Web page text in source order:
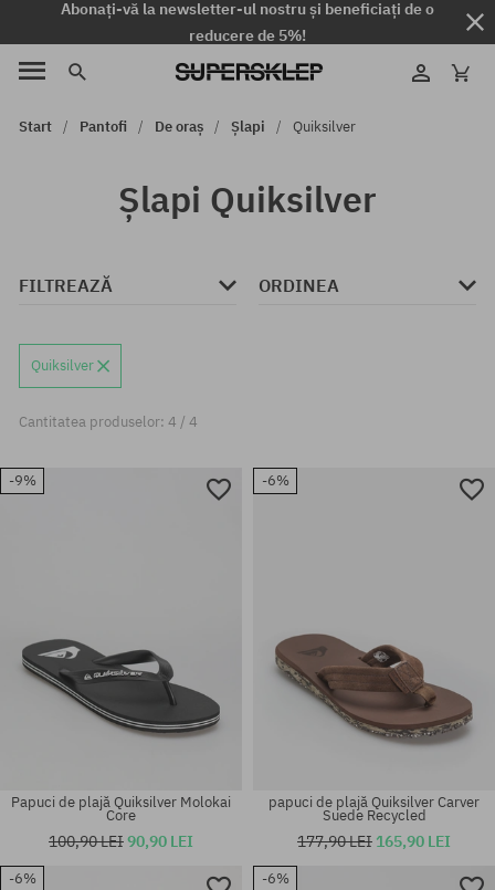
Abonați-vă la newsletter-ul nostru și beneficiați de o
reducere de 5%!
Start Pantofi De oraș Șlapi Quiksilver
Șlapi Quiksilver
FILTREAZĂ ORDINEA
Quiksilver
Cantitatea produselor: 4 / 4
-9%
Papuci de plajă Quiksilver Molokai
Core
100,90 LEI90,90 LEI
-6%
papuci de plajă Quiksilver Carver
Suede Recycled
177,90 LEI 165,90 LEI
-6% -6%